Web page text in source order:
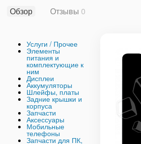
Обзор Отзывы 0
Услуги / Прочее
Элементы
питания и
комплектующие к
ним
Дисплеи
Аккумуляторы
Шлейфы, платы
Задние крышки и
корпуса
Запчасти
Аксессуары
Мобильные
телефоны
Запчасти для ПК,